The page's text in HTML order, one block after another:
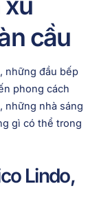
cầu
những đầu bếp
phong cách
những nhà sáng
gì có thể trong
Lindo,